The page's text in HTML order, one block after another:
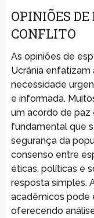
OPINIÕES
CONFLITO
As opiniões de
Ucrânia
necessidade
e informada.
um acordo de
fundamental que
segurança da
consenso entre
éticas, políticas e
resposta simples.
acadêmicos pode
oferecendo